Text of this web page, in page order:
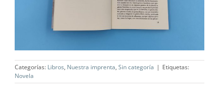
Categorías: Libros, Nuestra imprenta, Sin categoría | Etiquetas:
Novela